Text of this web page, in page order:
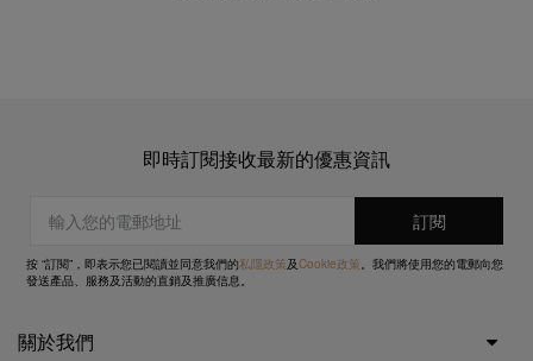
即時訂閱接收最新的優惠資訊
按 “訂閱”，即表示您已閱讀並同意我們的私隱政策及Cookie政策。我們將使用您的電郵向您
發送產品、服務及活動的直銷及推廣信息。
關於我們